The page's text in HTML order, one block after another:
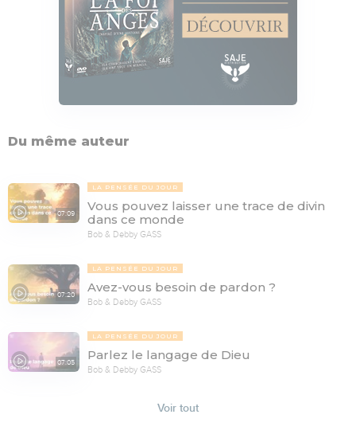
Du même auteur
07:09
LA PENSÉE DU JOUR
Vous pouvez laisser une trace de divin
dans ce monde
Bob & Debby GASS
07:20
LA PENSÉE DU JOUR
Avez-vous besoin de pardon ?
Bob & Debby GASS
07:05
LA PENSÉE DU JOUR
Parlez le langage de Dieu
Bob & Debby GASS
Voir tout